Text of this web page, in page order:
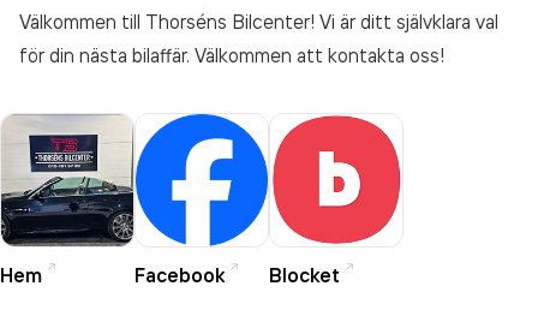
Välkommen till Thorséns Bilcenter! Vi är ditt självklara val
för din nästa bilaffär. Välkommen att kontakta oss!
Hem Facebook Blocket